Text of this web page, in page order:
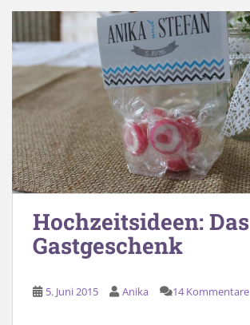
Hochzeitsideen: Das
Gastgeschenk
5. Juni 2015 Anika 14 Kommentare